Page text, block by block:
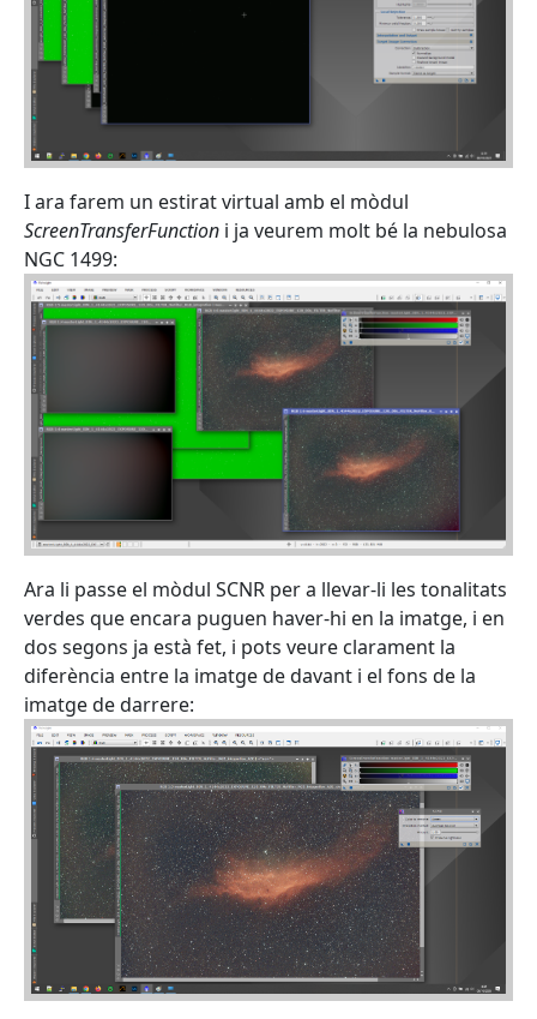
I ara farem un estirat virtual amb el mòdul
ScreenTransferFunction i ja veurem molt bé la nebulosa
NGC 1499:
Ara li passe el mòdul SCNR per a llevar-li les tonalitats
verdes que encara puguen haver-hi en la imatge, i en
dos segons ja està fet, i pots veure clarament la
diferència entre la imatge de davant i el fons de la
imatge de darrere: